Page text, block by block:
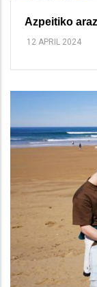
Azpeitiko
12 APRIL 2024